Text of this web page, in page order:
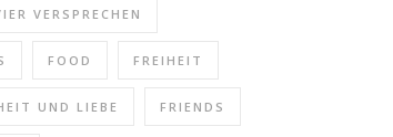
VERSPRECHEN
FOOD FREIHEIT
UND LIEBE FRIENDS